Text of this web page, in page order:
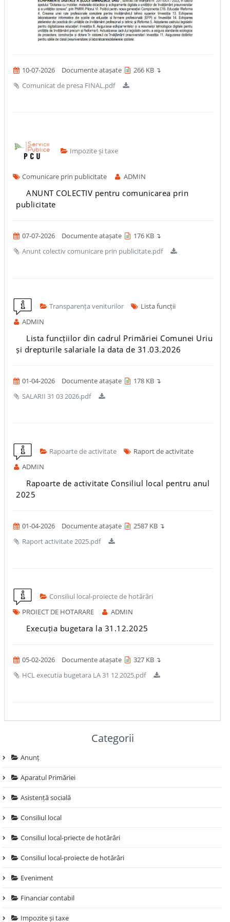
10-07-2026 Documente atașate
266 KB ↴
Comunicat de presa FINAL.pdf
Impozite și taxe
Comunicare prin publicitate ADMIN
ANUNT COLECTIV pentru comunicarea prin
publicitate
07-07-2026 Documente atașate
176 KB ↴
Anunt colectiv comunicare prin publicitate.pdf
Transparența veniturilor
Lista funcții
ADMIN
Lista funcțiilor din cadrul Primăriei Comunei Uriu
și drepturile salariale la data de 31.03.2026
01-04-2026 Documente atașate
178 KB ↴
SALARII 31 03 2026.pdf
Rapoarte de activitate
Raport de activitate
ADMIN
Rapoarte de activitate Consiliul local pentru anul
2025
01-04-2026 Documente atașate
2587 KB ↴
Raport activitate 2025.pdf
Consiliul local-proiecte de hotărâri
PROIECT DE HOTARARE
ADMIN
Execuția bugetara la 31.12.2025
05-02-2026 Documente atașate
327 KB ↴
HCL executia bugetara LA 31 12 2025.pdf
Categorii
Anunț
Aparatul Primăriei
Asistență socială
Consiliul local
Consiliul local-priecte de hotărâri
Consiliul local-proiecte de hotărâri
Eveniment
Financiar contabil
Impozite și taxe